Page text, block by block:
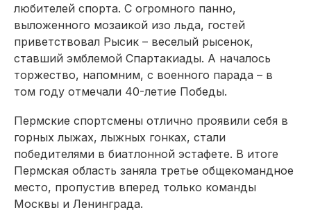
любителей спорта. С огромного панно,
выложенного мозаикой изо льда, гостей
приветствовал Рысик – веселый рысенок,
ставший эмблемой Спартакиады. А началось
торжество, напомним, с военного парада – в
том году отмечали 40-летие Победы.
Пермские спортсмены отлично проявили себя в
горных лыжах, лыжных гонках, стали
победителями в биатлонной эстафете. В итоге
Пермская область заняла третье общекомандное
место, пропустив вперед только команды
Москвы и Ленинграда.